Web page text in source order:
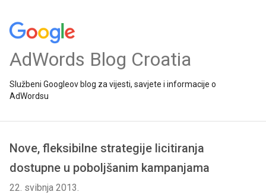
AdWords Blog Croatia
Službeni Googleov blog za vijesti, savjete i informacije o
AdWordsu
Nove, fleksibilne strategije licitiranja
dostupne u poboljšanim kampanjama
22. svibnja 2013.